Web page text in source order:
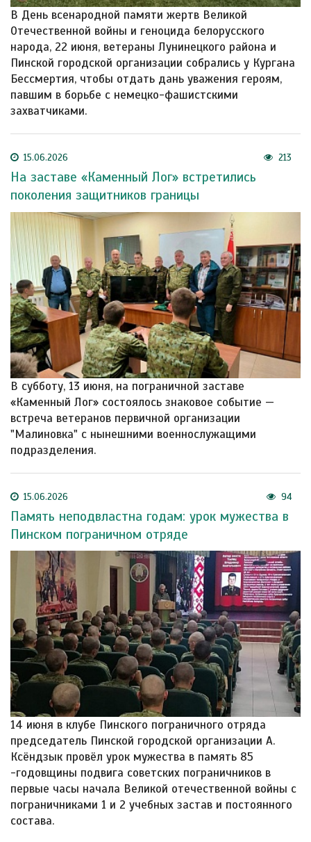
В День всенародной памяти жертв Великой
Отечественной войны и геноцида белорусского
народа, 22 июня, ветераны Лунинецкого района и
Пинской городской организации собрались у Кургана
Бессмертия, чтобы отдать дань уважения героям,
павшим в борьбе с немецко-фашистскими
захватчиками.
15.06.2026 213
На заставе «Каменный Лог» встретились
поколения защитников границы
В субботу, 13 июня, на пограничной заставе
«Каменный Лог» состоялось знаковое событие —
встреча ветеранов первичной организации
"Малиновка" с нынешними военнослужащими
подразделения.
15.06.2026 94
Память неподвластна годам: урок мужества в
Пинском пограничном отряде
14 июня в клубе Пинского пограничного отряда
председатель Пинской городской организации А.
Ксёндзык провёл урок мужества в память 85
-годовщины подвига советских пограничников в
первые часы начала Великой отечественной войны с
пограничниками 1 и 2 учебных застав и постоянного
состава.